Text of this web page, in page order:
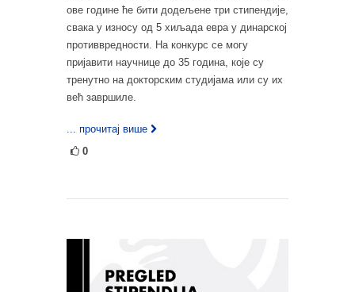
ове године ће бити додељене три стипендије,
свака у износу од 5 хиљада евра у динарској
противвредности. На конкурс се могу
пријавити научнице до 35 година, које су
тренутно на докторским студијама или су их
већ завршиле.
... прочитај више
0